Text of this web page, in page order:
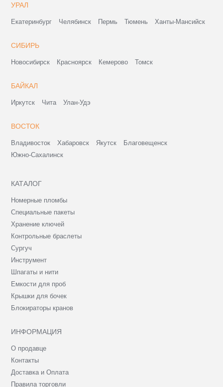
УРАЛ
Екатеринбург Челябинск Пермь Тюмень Ханты-Мансийск
СИБИРЬ
Новосибирск Красноярск Кемерово Томск
БАЙКАЛ
Иркутск Чита Улан-Удэ
ВОСТОК
Владивосток Хабаровск Якутск
Благовещенск
Южно-Сахалинск
КАТАЛОГ
Номерные пломбы
Специальные пакеты
Хранение ключей
Контрольные браслеты
Сургуч
Инструмент
Шпагаты и нити
Емкости для проб
Крышки для бочек
Блокираторы кранов
ИНФОРМАЦИЯ
О продавце
Контакты
Доставка и Оплата
Правила торговли